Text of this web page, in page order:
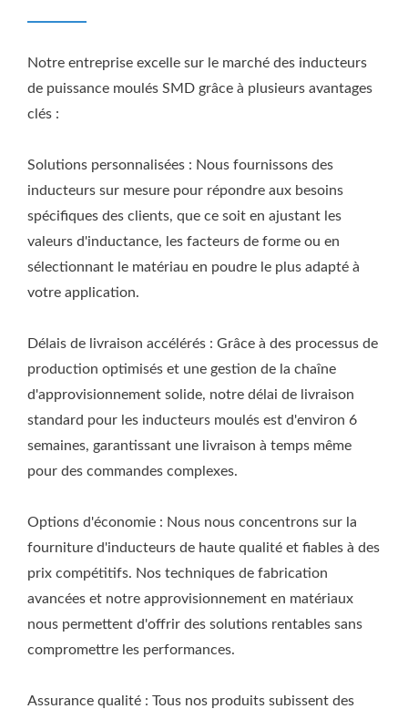
Notre entreprise excelle sur le marché des inducteurs
de puissance moulés SMD grâce à plusieurs avantages
clés :
Solutions personnalisées : Nous fournissons des
inducteurs sur mesure pour répondre aux besoins
spécifiques des clients, que ce soit en ajustant les
valeurs d'inductance, les facteurs de forme ou en
sélectionnant le matériau en poudre le plus adapté à
votre application.
Délais de livraison accélérés : Grâce à des processus de
production optimisés et une gestion de la chaîne
d'approvisionnement solide, notre délai de livraison
standard pour les inducteurs moulés est d'environ 6
semaines, garantissant une livraison à temps même
pour des commandes complexes.
Options d'économie : Nous nous concentrons sur la
fourniture d'inducteurs de haute qualité et fiables à des
prix compétitifs. Nos techniques de fabrication
avancées et notre approvisionnement en matériaux
nous permettent d'offrir des solutions rentables sans
compromettre les performances.
Assurance qualité : Tous nos produits subissent des